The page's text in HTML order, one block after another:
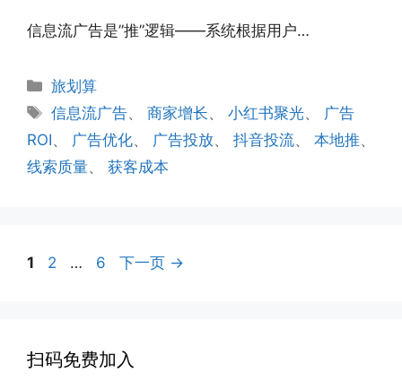
信息流广告是”推”逻辑——系统根据用户…
分
类
旅划算
标
签
信息流广告、商家增长、小红书聚光、 广告
ROI、 广告优化、 广告投放、 抖音投流、 本地推、
线索质量、 获客成本
页
1
页
2 …
页
6 下一页 →
扫码免费加入